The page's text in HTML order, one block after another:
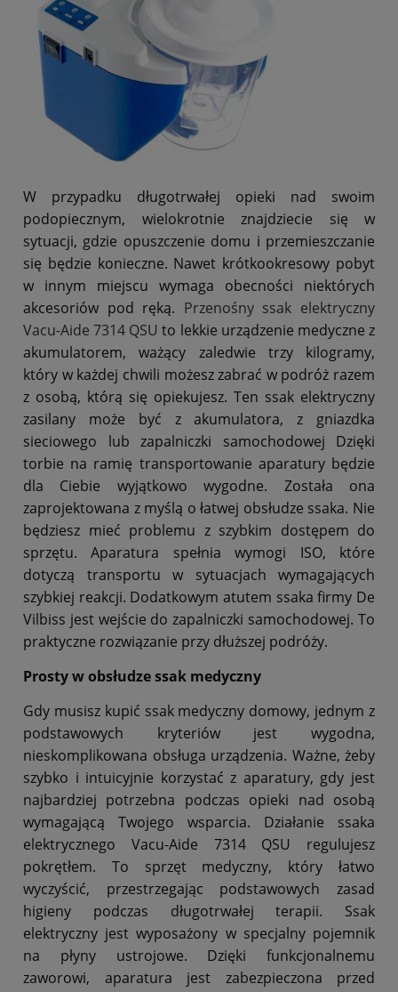
W przypadku długotrwałej opieki nad swoim
podopiecznym, wielokrotnie znajdziecie się w
sytuacji, gdzie opuszczenie domu i przemieszczanie
się będzie konieczne. Nawet krótkookresowy pobyt
w innym miejscu wymaga obecności niektórych
akcesoriów pod ręką. Przenośny ssak elektryczny
Vacu-Aide 7314 QSU to lekkie urządzenie medyczne z
akumulatorem, ważący zaledwie trzy kilogramy,
który w każdej chwili możesz zabrać w podróż razem
z osobą, którą się opiekujesz. Ten ssak elektryczny
zasilany może być z akumulatora, z gniazdka
sieciowego lub zapalniczki samochodowej Dzięki
torbie na ramię transportowanie aparatury będzie
dla Ciebie wyjątkowo wygodne. Została ona
zaprojektowana z myślą o łatwej obsłudze ssaka. Nie
będziesz mieć problemu z szybkim dostępem do
sprzętu. Aparatura spełnia wymogi ISO, które
dotyczą transportu w sytuacjach wymagających
szybkiej reakcji. Dodatkowym atutem ssaka firmy De
Vilbiss jest wejście do zapalniczki samochodowej. To
praktyczne rozwiązanie przy dłuższej podróży.
Prosty wobsłudze ssak medyczny
Gdy musisz kupić ssak medyczny domowy, jednym z
podstawowych kryteriów jest wygodna,
nieskomplikowana obsługa urządzenia. Ważne, żeby
szybko i intuicyjnie korzystać z aparatury, gdy jest
najbardziej potrzebna podczas opieki nad osobą
wymagającą Twojego wsparcia. Działanie ssaka
elektrycznego Vacu-Aide 7314 QSU regulujesz
pokrętłem. To sprzęt medyczny, który łatwo
wyczyścić, przestrzegając podstawowych zasad
higieny podczas długotrwałej terapii. Ssak
elektryczny jest wyposażony w specjalny pojemnik
na płyny ustrojowe. Dzięki funkcjonalnemu
zaworowi, aparatura jest zabezpieczona przed